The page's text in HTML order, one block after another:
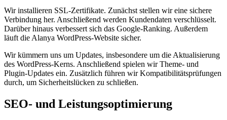
Wir installieren SSL-Zertifikate. Zunächst stellen wir eine sichere
Verbindung her. Anschließend werden Kundendaten verschlüsselt.
Darüber hinaus verbessert sich das Google-Ranking. Außerdem
läuft die Alanya WordPress-Website sicher.
Wir kümmern uns um Updates, insbesondere um die Aktualisierung
des WordPress-Kerns. Anschließend spielen wir Theme- und
Plugin-Updates ein. Zusätzlich führen wir Kompatibilitätsprüfungen
durch, um Sicherheitslücken zu schließen.
SEO- und Leistungsoptimierung